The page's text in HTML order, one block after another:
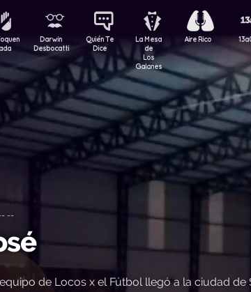
Darwin
Desbocatti
Quién Te
Dice
La Mesa
de
Los
Galanes
Aire Rico
--
de Locos x el Fútbol llegó a la ciudad de